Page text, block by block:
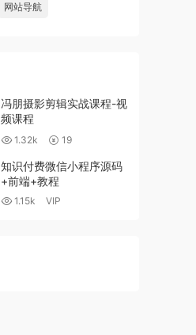
网站导航
冯朋摄影剪辑实战课程-视
频课程
1.32k 19
知识付费微信小程序源码
+前端+教程
1.15k VIP